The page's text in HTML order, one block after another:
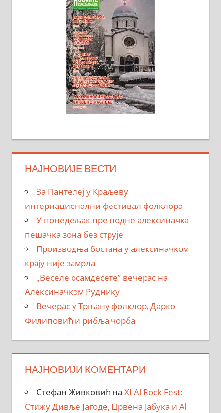
НАЈНОВИЈЕ ВЕСТИ
За Пантелеј у Краљеву
интернационални фестивал фолклора
У понедељак пре подне алексиначка
пешачка зона без струје
Производња бостана у алексиначком
крају није замрла
„Веселе осамдесете” вечерас на
Алексиначком Руднику
Вечерас у Трњану фолклор, Дарко
Филиповић и рибља чорба
НАЈНОВИЈИ КОМЕНТАРИ
Стефан Живковић на XI Al Rock Fest:
Стижу Дивље Јагоде, Црвена Јабука и Al